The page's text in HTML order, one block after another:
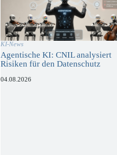
KI-News
Agentische KI: CNIL analysiert
Risiken für den Datenschutz
04.08.2026